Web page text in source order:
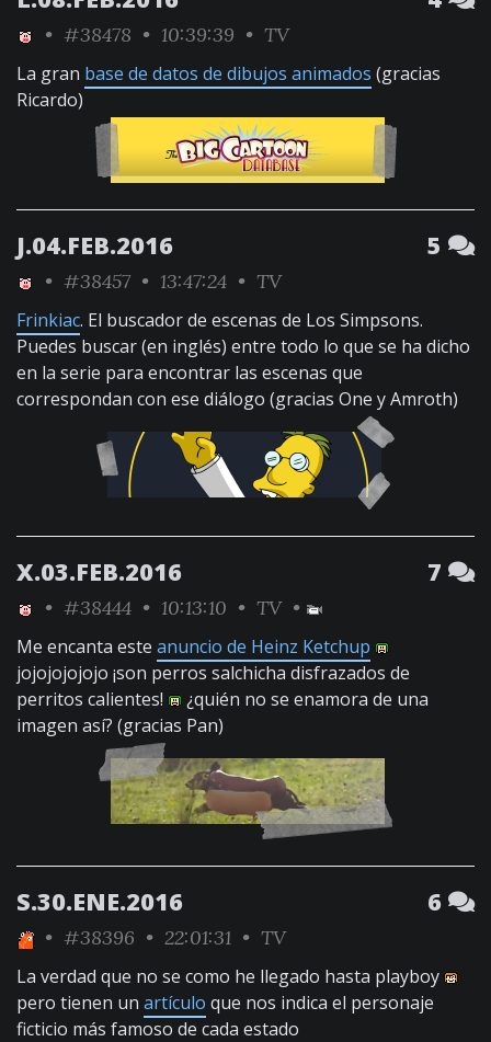
• #38478 • 10:39:39 • TV
La gran base de datos de dibujos animados (gracias
Ricardo)
J.04.FEB.2016 5
• #38457 • 13:47:24 • TV
Frinkiac. El buscador de escenas de Los Simpsons.
Puedes buscar (en inglés) entre todo lo que se ha dicho
en la serie para encontrar las escenas que
correspondan con ese diálogo (gracias One y Amroth)
X.03.FEB.2016 7
• #38444 • 10:13:10 • TV•
Me encanta este anuncio de Heinz Ketchup
jojojojojojo ¡son perros salchicha disfrazados de
perritos calientes!
¿quién no se enamora de una
imagen así? (gracias Pan)
S.30.ENE.2016 6
• #38396 • 22:01:31 • TV
La verdad que no se como he llegado hasta playboy
pero tienen un artículo que nos indica el personaje
ficticio más famoso de cada estado